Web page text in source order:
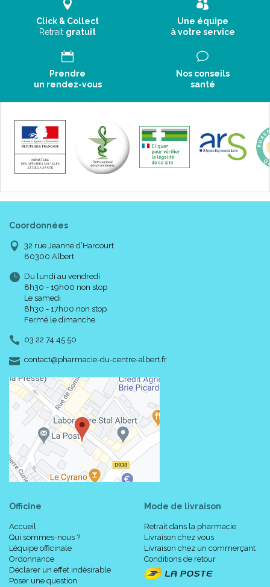
Click & Collect
Retrait gratuit
Une équipe
à votre service
Prendre
un rendez-vous
Nos conseils
santé
Coordonnées
32 rue Jeanne d’Harcourt
80300 Albert
Du lundi au vendredi
8h30 - 19h00 non stop
Le samedi
8h30 - 17h00 non stop
Fermé le dimanche
03 22 74 45 50
contact-
@-
pharmacie-du-centre-albert.fr
Officine
Accueil
Qui sommes-nous ?
L’équipe officinale
Ordonnance
Déclarer un effet indésirable
Poser une question
Mode de livraison
Retrait dans la pharmacie
Livraison chez vous
Livraison chez un commerçant
Conditions de retour